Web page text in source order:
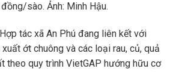
sào. Ảnh: Minh Hậu.
tác xã An Phú đang liên kết với
ớt chuông và các loại rau, củ, quả
theo quy trình VietGAP hướng hữu cơ